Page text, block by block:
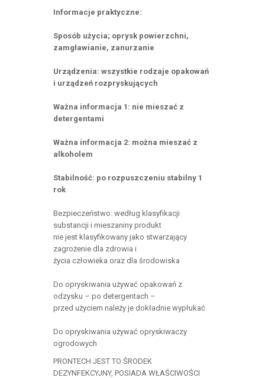
Informacje praktyczne:
Sposób użycia; oprysk powierzchni,
zamgławianie, zanurzanie
Urządzenia: wszystkie rodzaje opakowań
i urządzeń rozpryskujących
Ważna informacja 1: nie mieszać z
detergentami
Ważna informacja 2: można mieszać z
alkoholem
Stabilność: po rozpuszczeniu stabilny 1
rok
Bezpieczeństwo: według klasyfikacji
substancji i mieszaniny produkt
nie jest klasyfikowany jako stwarzający
zagrożenie dla zdrowia i
życia człowieka oraz dla środowiska
Do opryskiwania używać opakowań z
odzysku – po detergentach –
przed użyciem należy je dokładnie wypłukać
Do opryskiwania używać opryskiwaczy
ogrodowych
PRONTECH JEST TO ŚRODEK
DEZYNFEKCYJNY, POSIADA WŁAŚCIWOŚCI